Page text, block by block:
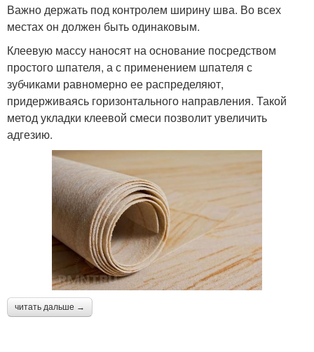
Важно держать под контролем ширину шва. Во всех
местах он должен быть одинаковым.
Клеевую массу наносят на основание посредством
простого шпателя, а с применением шпателя с
зубчиками равномерно ее распределяют,
придерживаясь горизонтального направления. Такой
метод укладки клеевой смеси позволит увеличить
адгезию.
читать дальше →